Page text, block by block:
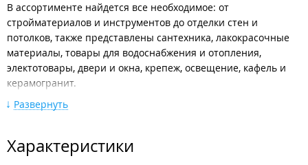
В ассортименте найдется все необходимое: от
стройматериалов и инструментов до отделки стен и
потолков, также представлены сантехника, лакокрасочные
материалы, товары для водоснабжения и отопления,
электотовары, двери и окна, крепеж, освещение, кафель и
керамогранит.
Компания предлагает товары для сада и дачи, дома,
решения для хранения и обустройства мастерской.
Развернуть
Характеристики